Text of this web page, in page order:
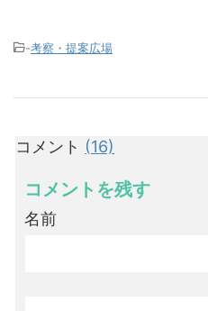
-考察・提案広場
コメント (16)
コメントを残す
名前